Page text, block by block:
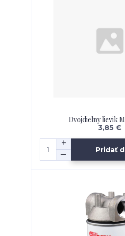
Dvojdielny lievik
3,85 €
Pridať